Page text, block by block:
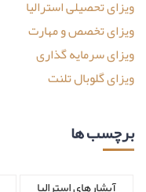
ویزای تحصیلی استرالیا
ویزای تخصص و مهارت
ویزای سرمایه گذاری
ویزای گلوبال تلنت
برچسب ها
آبشارهای استرالیا